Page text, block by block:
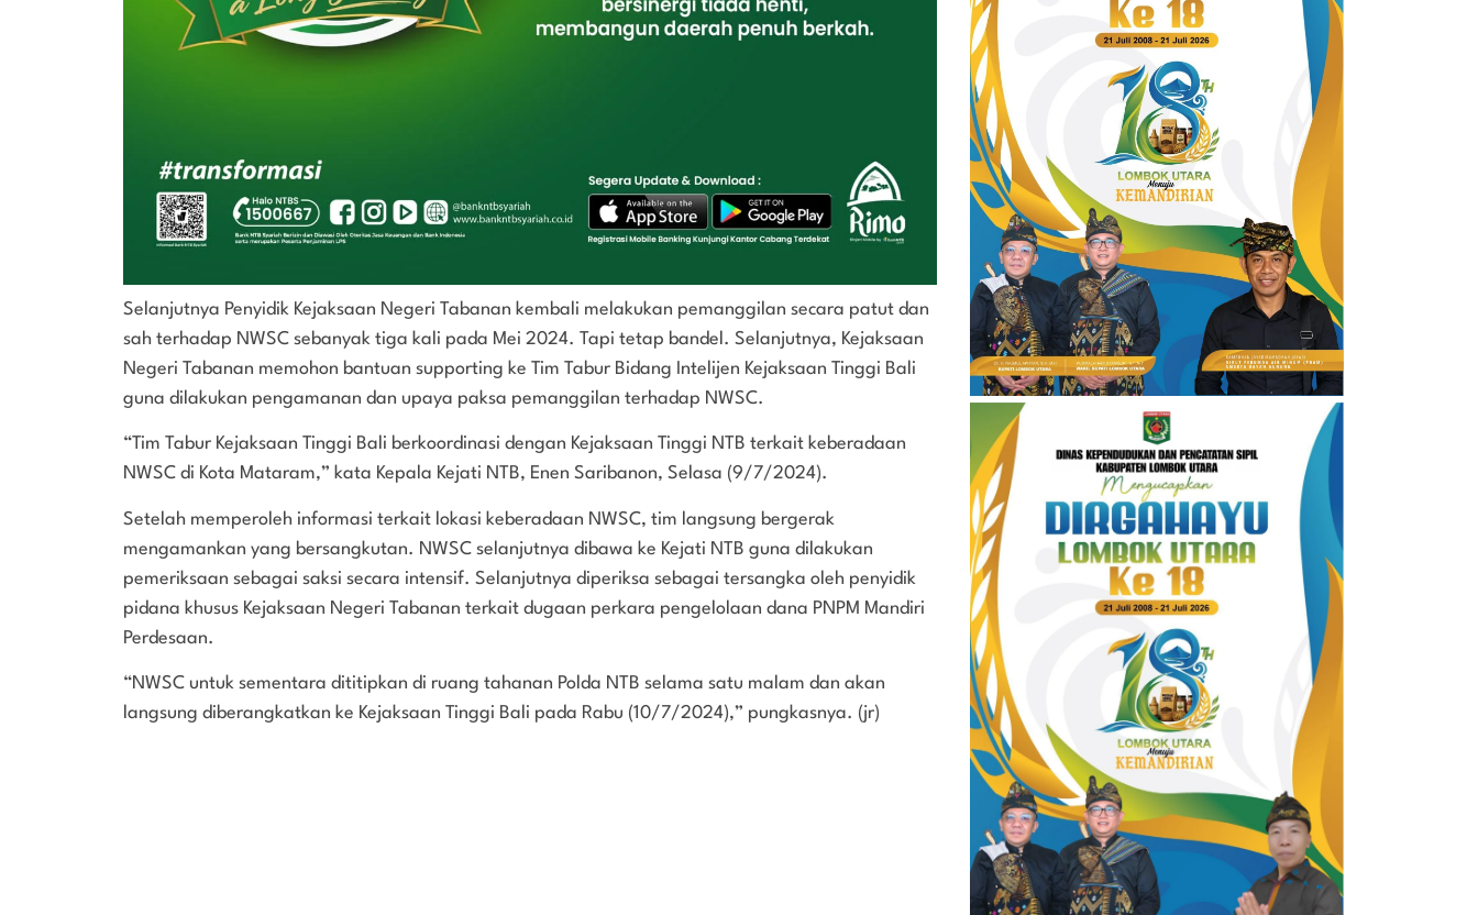
Selanjutnya Penyidik Kejaksaan Negeri Tabanan kembali melakukan pemanggilan secara patut dan
sah terhadap NWSC sebanyak tiga kali pada Mei 2024. Tapi tetap bandel. Selanjutnya, Kejaksaan
Negeri Tabanan memohon bantuan supporting ke Tim Tabur Bidang Intelijen Kejaksaan Tinggi Bali
guna dilakukan pengamanan dan upaya paksa pemanggilan terhadap NWSC.
“Tim Tabur Kejaksaan Tinggi Bali berkoordinasi dengan Kejaksaan Tinggi NTB terkait keberadaan
NWSC di Kota Mataram,” kata Kepala Kejati NTB, Enen Saribanon, Selasa (9/7/2024).
Setelah memperoleh informasi terkait lokasi keberadaan NWSC, tim langsung bergerak
mengamankan yang bersangkutan. NWSC selanjutnya dibawa ke Kejati NTB guna dilakukan
pemeriksaan sebagai saksi secara intensif. Selanjutnya diperiksa sebagai tersangka oleh penyidik
pidana khusus Kejaksaan Negeri Tabanan terkait dugaan perkara pengelolaan dana PNPM Mandiri
Perdesaan.
“NWSC untuk sementara dititipkan di ruang tahanan Polda NTB selama satu malam dan akan
langsung diberangkatkan ke Kejaksaan Tinggi Bali pada Rabu (10/7/2024),” pungkasnya. (jr)